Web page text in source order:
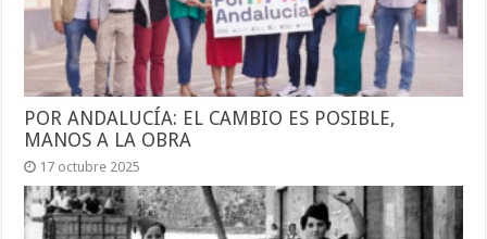
POR ANDALUCÍA: EL CAMBIO ES POSIBLE,
MANOS A LA OBRA
17 octubre 2025